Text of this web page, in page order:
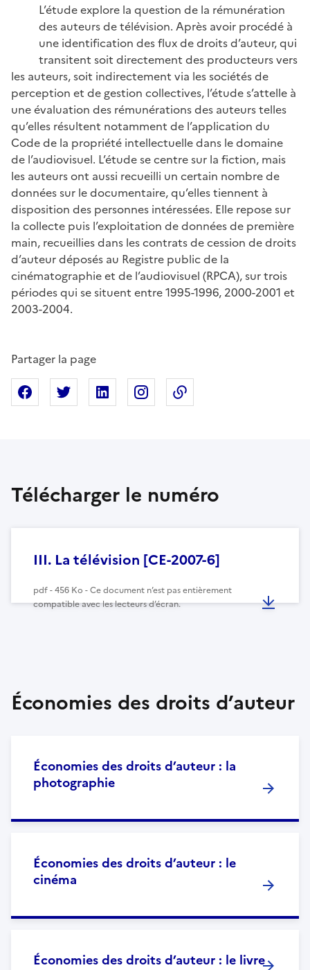
L’étude explore la question de la rémunération
des auteurs de télévision. Après avoir procédé à
une identification des flux de droits d’auteur, qui
transitent soit directement des producteurs vers
les auteurs, soit indirectement via les sociétés de
perception et de gestion collectives, l’étude s’attelle à
une évaluation des rémunérations des auteurs telles
qu’elles résultent notamment de l’application du
Code de la propriété intellectuelle dans le domaine
de l’audiovisuel. L’étude se centre sur la fiction, mais
les auteurs ont aussi recueilli un certain nombre de
données sur le documentaire, qu’elles tiennent à
disposition des personnes intéressées. Elle repose sur
la collecte puis l’exploitation de données de première
main, recueillies dans les contrats de cession de droits
d’auteur déposés au Registre public de la
cinématographie et de l’audiovisuel (RPCA), sur trois
périodes qui se situent entre 1995-1996, 2000-2001 et
2003-2004.
Partager la page
Partager sur Facebook
Partager sur XPartager sur Linkedin
Partager sur Instagram
Télécharger le numéro
III. La télévision [CE-2007-6]
pdf - 456 Ko - Ce document n’est pas entièrement
compatible avec les lecteurs d’écran.
Économies des droits d’auteur
Économies des droits d’auteur : la
photographie
Économies des droits d’auteur : le
cinéma
Économies des droits d’auteur : le livre